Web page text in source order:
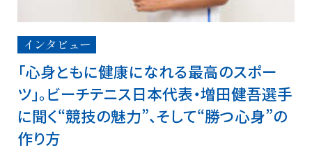
インタビュー
「心身ともに健康になれる最高のスポー
ツ」。ビーチテニス日本代表・増田健吾選手
に聞く“競技の魅力”、そして“勝つ心身”の
作り方